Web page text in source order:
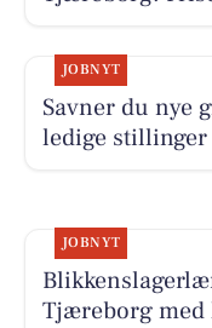
JOBNYT
Savner du nye
ledige
JOBNYT
Tjæreborg med